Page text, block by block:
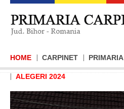
HOME CARPINET PRIMARIA
ALEGERI 2024